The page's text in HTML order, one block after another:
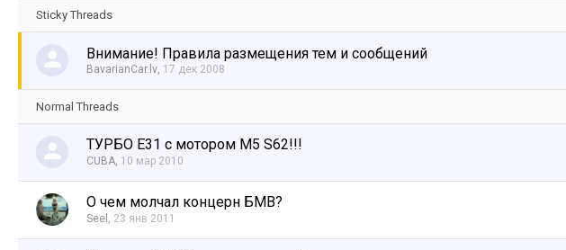
Sticky Threads
Внимание! Правила размещения тем и сообщений
BavarianCar.lv, 17 дек 2008
Normal Threads
ТУРБО Е31 с мотором М5 S62!!!
CUBA, 10 мар 2010
О чем молчал концерн БМВ?
Seel , 23 янв 2011